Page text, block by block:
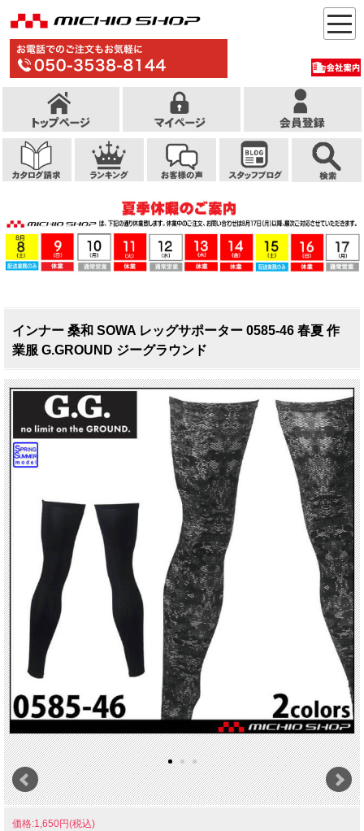
インナー 桑和 SOWA レッグサポーター 0585-46 春夏 作
業服 G.GROUND ジーグラウンド
価格:1,650円(税込)